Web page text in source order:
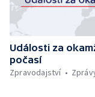
Události za
počasí
Zpravodajství